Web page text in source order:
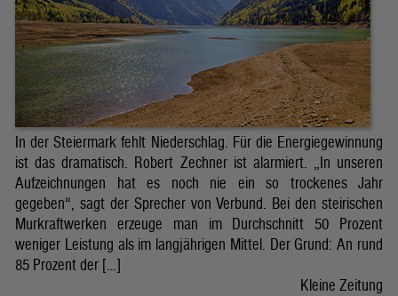
In der Steiermark fehlt Niederschlag. Für die Energiegewinnung
ist das dramatisch. Robert Zechner ist alarmiert. „In unseren
Aufzeichnungen hat es noch nie ein so trockenes Jahr
gegeben“, sagt der Sprecher von Verbund. Bei den steirischen
Murkraftwerken erzeuge man im Durchschnitt 50 Prozent
weniger Leistung als im langjährigen Mittel. Der Grund: An rund
85 Prozent der […]
Kleine Zeitung